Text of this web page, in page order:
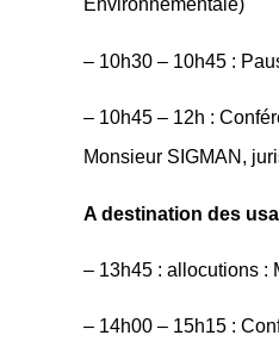
Environnementale)
– 10h30 – 10h45 :
– 10h45 – 12h :
Monsieur SIGMAN,
A destination des
– 13h45 : allocutions :
– 14h00 – 15h15 :